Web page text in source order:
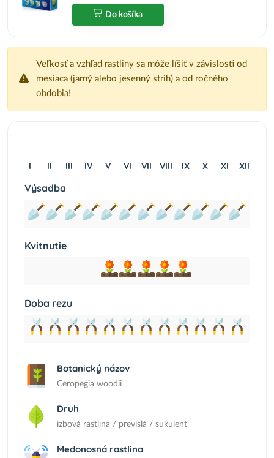
Do košíka
Veľkosť a vzhľad rastliny sa môže líšiť v závislosti od
mesiaca (jarný alebo jesenný strih) a od ročného
obdobia!
I II III IV V VI VII VIII IX X XI XII
Výsadba
Kvitnutie
Doba rezu
Botanický názov
Ceropegia woodii
Druh
izbová rastlina / previslá / sukulent
Medonosná rastlina